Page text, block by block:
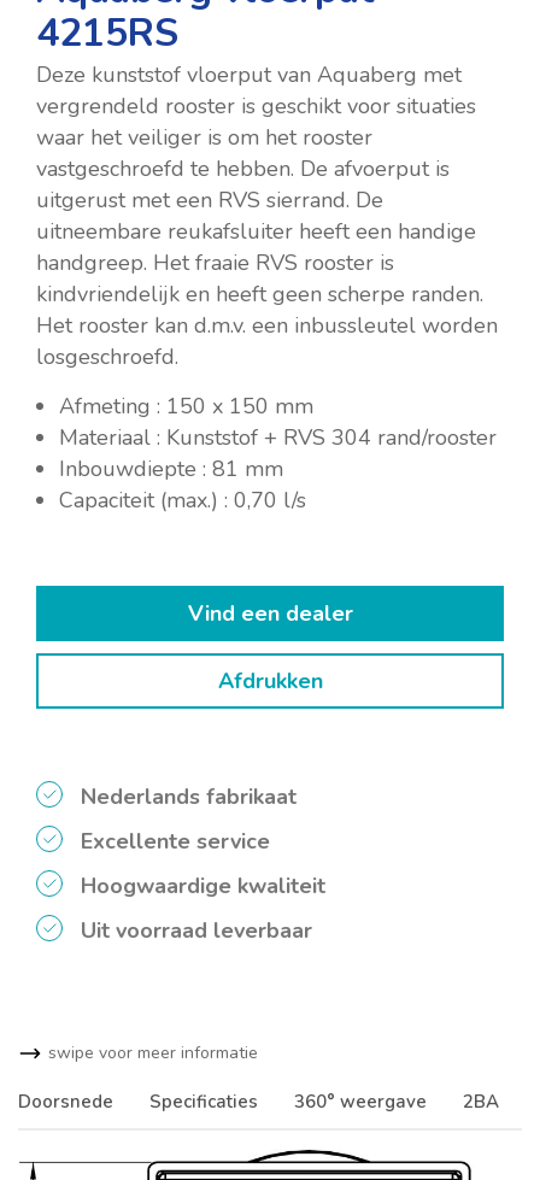
4215RS
Deze kunststof vloerput van Aquaberg met
vergrendeld rooster is geschikt voor situaties
waar het veiliger is om het rooster
vastgeschroefd te hebben. De afvoerput is
uitgerust met een RVS sierrand. De
uitneembare reukafsluiter heeft een handige
handgreep. Het fraaie RVS rooster is
kindvriendelijk en heeft geen scherpe randen.
Het rooster kan d.m.v. een inbussleutel worden
losgeschroefd.
Afmeting : 150 x 150 mm
Materiaal : Kunststof + RVS 304 rand/rooster
Inbouwdiepte : 81 mm
Capaciteit (max.) : 0,70 l/s
Vind een dealer
Afdrukken
Nederlands fabrikaat
Excellente service
Hoogwaardige kwaliteit
Uit voorraad leverbaar
swipe voor meer informatie
Doorsnede Specificaties 360° weergave 2BA